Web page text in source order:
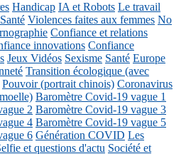
Handicap IA et Robots Le travail
Violences faites aux femmes No
Confiance et relations
innovations Confiance
Jeux Vidéos Sexisme Santé Europe
Transition écologique (avec
Pouvoir (portrait chinois) Coronavirus
Baromètre Covid-19 vague 1
2 Baromètre Covid-19 vague 3
4 Baromètre Covid-19 vague 5
6 Génération COVID Les
et questions d'actu Société et